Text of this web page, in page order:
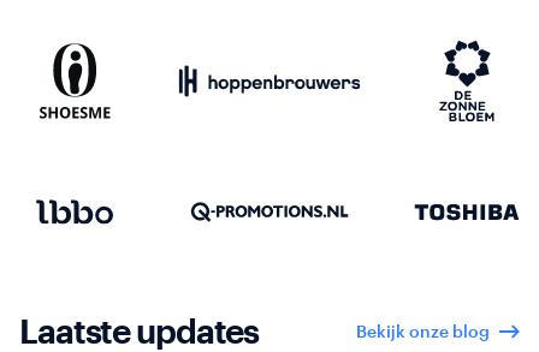
Laatste updates Bekijk onze blog